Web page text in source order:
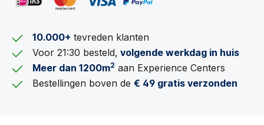
10.000+ tevreden klanten
Voor 21:30 besteld, volgende werkdag in huis
Meer dan 1200m2 aan Experience Centers
Bestellingen boven de€ 49 gratis verzonden